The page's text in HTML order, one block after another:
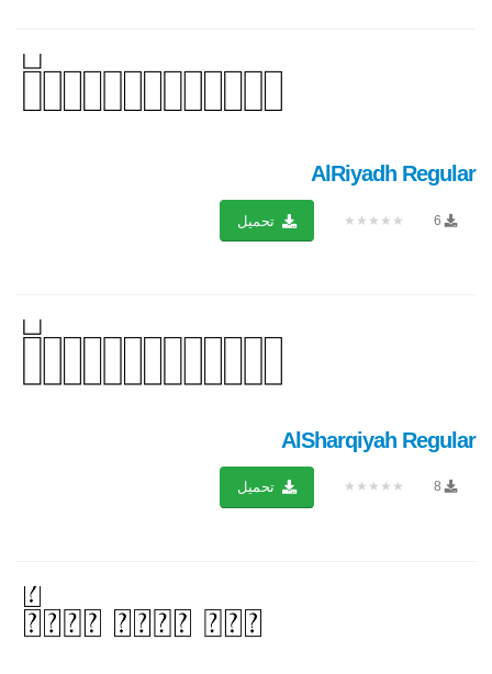
AlRiyadh Regular
6
★★★★★ تحميل
AlSharqiyah Regular
8
★★★★★ تحميل